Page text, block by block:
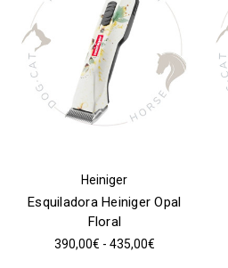
Heiniger
Esquiladora Heiniger Opal
Floral
390,00€ - 435,00€